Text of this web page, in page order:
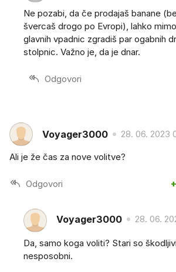
Ne pozabi, da če prodajaš banane
švercaš drogo po Evropi), lahko
glavnih vpadnic zgradiš par ogabnih
stolpnic. Važno je, da je dnar.
Odgovori
Voyager3000 28. 06. 2023
Ali je že čas za nove volitve?
Odgovori
Voyager3000 28. 06.
Da, samo koga voliti? Stari so
nesposobni.